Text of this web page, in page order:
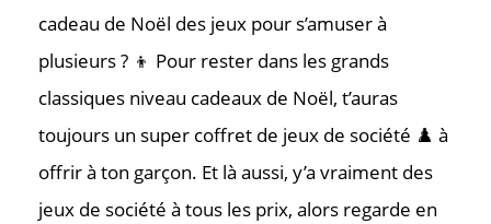
cadeau de Noël des jeux pour s’amuser à
plusieurs ? 👦 Pour rester dans les grands
classiques niveau cadeaux de Noël, t’auras
toujours un super coffret de jeux de société ♟️ à
offrir à ton garçon. Et là aussi, y’a vraiment des
jeux de société à tous les prix, alors regarde en